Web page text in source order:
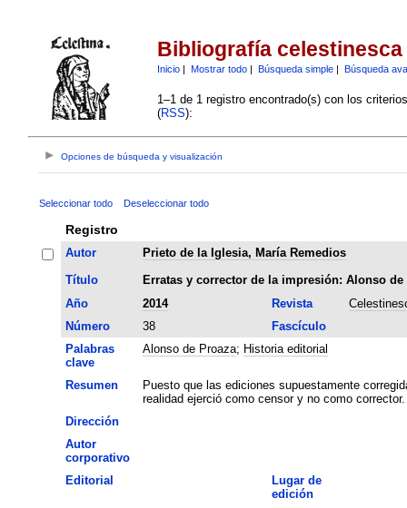
Bibliografía celestinesca
Inicio| Mostrar todo| Búsqueda simple| Búsqueda
1–1 de 1 registro encontrado(s) con los
(RSS):
Opciones de búsqueda y visualización
Seleccionar todo Deseleccionar todo
Registro
Autor
Prieto de la Iglesia, María Remedios
Título
Erratas y corrector de la impresión: Alonso
Año
2014 Revista
Número
38
Fascículo
Palabras
clave
Alonso de Proaza; Historia editorial
Resumen
Puesto que las ediciones supuestamente
realidad ejerció como censor y no como corrector.
Dirección
Autor
corporativo
Editorial
Lugar de
edición